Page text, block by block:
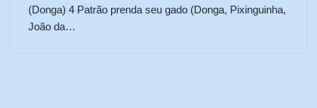
(Donga) 4 Patrão prenda seu gado (Donga, Pixinguinha,
João da…